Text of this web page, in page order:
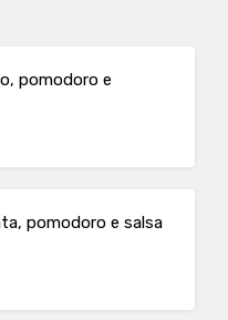
pomodoro e
pomodoro e salsa